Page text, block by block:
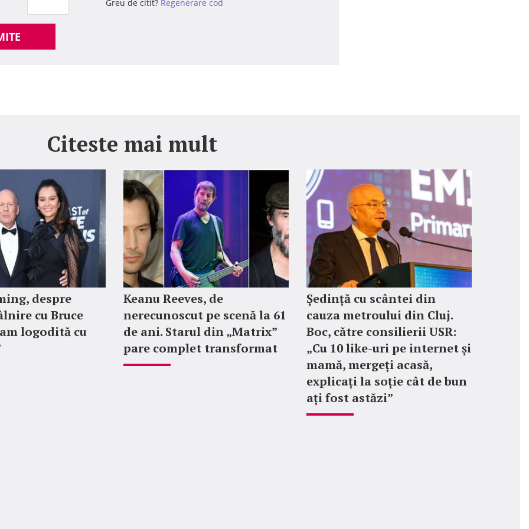
Greu de citit? Regenerare cod
Citeste mai mult
despre
cu Bruce
logodită cu
Keanu Reeves, de
nerecunoscut pe scenă la 61
de ani. Starul din „Matrix”
pare complet transformat
Ședință cu scântei din
cauza metroului din Cluj.
Boc, către consilierii USR:
„Cu 10 like-uri pe internet și
mamă, mergeți acasă,
explicați la soție cât de bun
ați fost astăzi”